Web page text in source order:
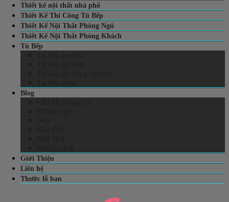
Thiết kế nội thất nhà phố
Thiết Kế Thi Công Tủ Bếp
Thiết Kế Nội Thất Phòng Ngủ
Thiết Kế Nội Thất Phòng Khách
Tủ Bếp
Blog
Giới Thiệu
Liên hệ
Thước lỗ ban